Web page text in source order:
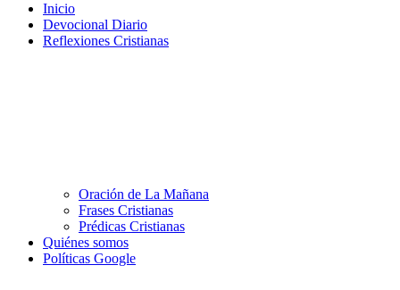
Inicio
Devocional Diario
Reflexiones Cristianas
Oración de La Mañana
Frases Cristianas
Prédicas Cristianas
Quiénes somos
Políticas Google